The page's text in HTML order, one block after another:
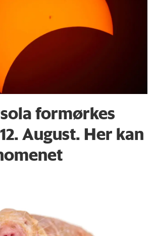
formørkes
August. Her kan